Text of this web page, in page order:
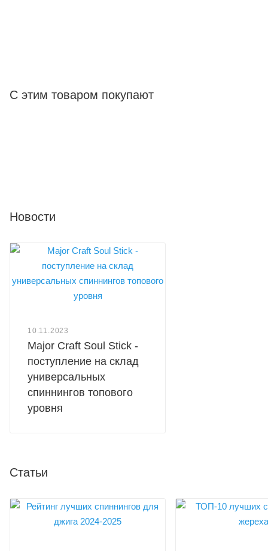
С этим товаром покупают
Новости
10.11.2023
Major Craft Soul Stick -
поступление на склад
универсальных
спиннингов топового
уровня
Статьи